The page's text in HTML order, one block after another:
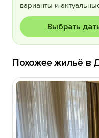
варианты и
Выбрать
Похожее жильё в